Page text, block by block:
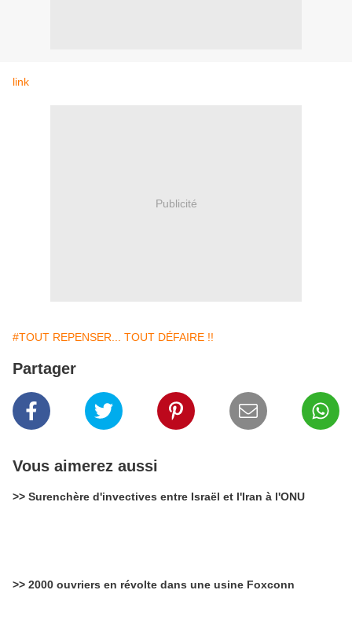
link
Publicité
#TOUT REPENSER... TOUT DÉFAIRE !!
Partager
Vous aimerez aussi
>> Surenchère d'invectives entre Israël et l'Iran à l'ONU
>> 2000 ouvriers en révolte dans une usine Foxconn